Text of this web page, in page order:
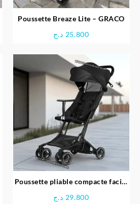
Poussette Breaze Lite – GRACO
25.800 د.ج
Poussette pliable compacte facile
29.800 د.ج